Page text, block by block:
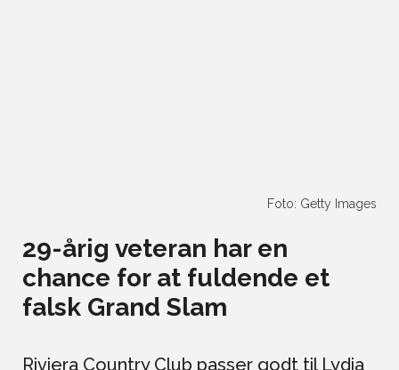
Foto: Getty Images
29-årig veteran har en
chance for at fuldende et
falsk Grand Slam
Riviera Country Club passer godt til Lydia